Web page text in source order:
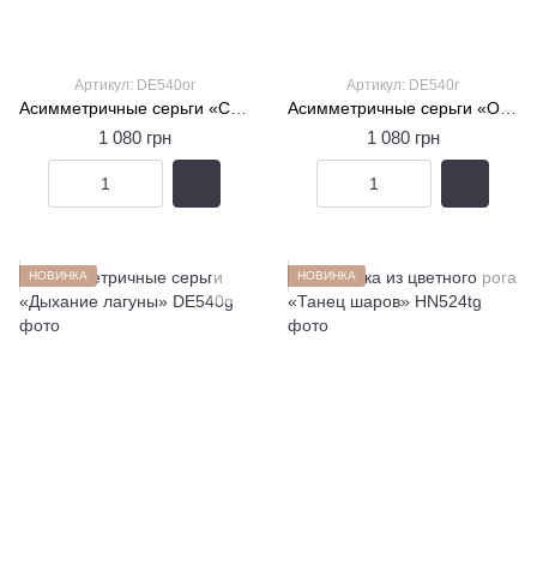
Артикул: DE540or
1 080 грн
Артикул: DE540r
1 080 грн
НОВИНКА НОВИНКА